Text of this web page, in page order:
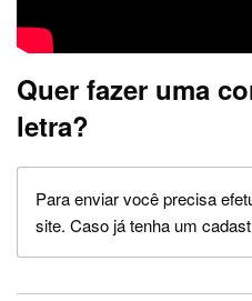
Quer fazer uma
letra?
Para enviar você precisa
site. Caso já tenha um